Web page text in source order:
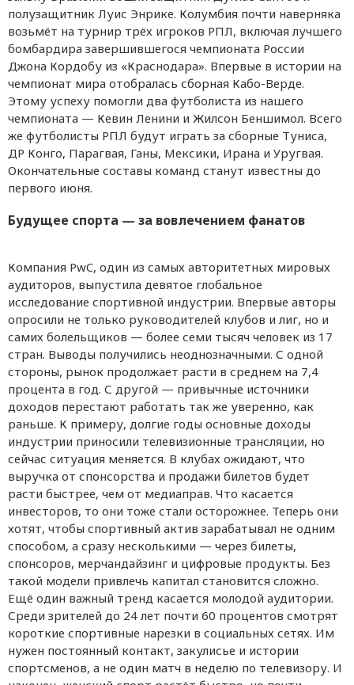
полузащитник Луис Энрике. Колумбия почти наверняка
возьмёт на турнир трёх игроков РПЛ, включая лучшего
бомбардира завершившегося чемпионата России
Джона Кордобу из «Краснодара». Впервые в истории на
чемпионат мира отобралась сборная Кабо-Верде.
Этому успеху помогли два футболиста из нашего
чемпионата — Кевин Ленини и Жилсон Беншимол. Всего
же футболисты РПЛ будут играть за сборные Туниса,
ДР Конго, Парагвая, Ганы, Мексики, Ирана и Уругвая.
Окончательные составы команд станут известны до
первого июня.
Будущее спорта — за вовлечением фанатов
Компания PwC, один из самых авторитетных мировых
аудиторов, выпустила девятое глобальное
исследование спортивной индустрии. Впервые авторы
опросили не только руководителей клубов и лиг, но и
самих болельщиков — более семи тысяч человек из 17
стран. Выводы получились неоднозначными. С одной
стороны, рынок продолжает расти в среднем на 7,4
процента в год. С другой — привычные источники
доходов перестают работать так же уверенно, как
раньше. К примеру, долгие годы основные доходы
индустрии приносили телевизионные трансляции, но
сейчас ситуация меняется. В клубах ожидают, что
выручка от спонсорства и продажи билетов будет
расти быстрее, чем от медиаправ. Что касается
инвесторов, то они тоже стали осторожнее. Теперь они
хотят, чтобы спортивный актив зарабатывал не одним
способом, а сразу несколькими — через билеты,
спонсоров, мерчандайзинг и цифровые продукты. Без
такой модели привлечь капитал становится сложно.
Ещё один важный тренд касается молодой аудитории.
Среди зрителей до 24 лет почти 60 процентов смотрят
короткие спортивные нарезки в социальных сетях. Им
нужен постоянный контакт, закулисье и истории
спортсменов, а не один матч в неделю по телевизору. И